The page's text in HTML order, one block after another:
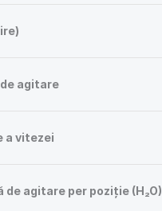
agitare
a vitezei
agitare per poziție (H₂O)